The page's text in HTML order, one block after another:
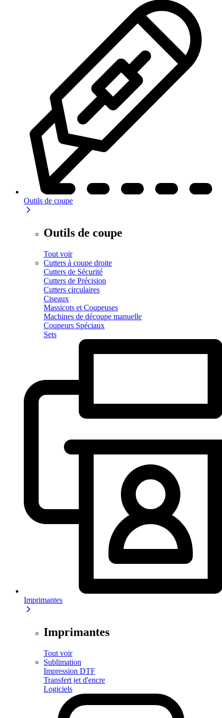
Outils de coupe
Outils de coupe
Tout voir
Cutters à coupe droite
Cutters de Sécurité
Cutters de Précision
Cutters circulaires
Ciseaux
Massicots et Coupeuses
Machines de découpe manuelle
Coupeurs Spéciaux
Sets
Imprimantes
Imprimantes
Tout voir
Sublimation
Impression DTF
Transfert jet d'encre
Logiciels